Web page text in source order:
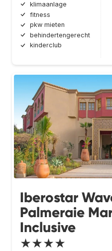
klimaanlage
fitness
pkw mieten
behindertengerecht
kinderclub
Iberostar
Palmeraie
Inclusive
★★★★